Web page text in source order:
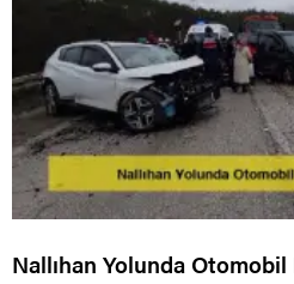
Nallıhan Yolunda